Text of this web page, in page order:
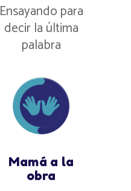
Ensayando para
decir la última
palabra
Mamá a la
obra